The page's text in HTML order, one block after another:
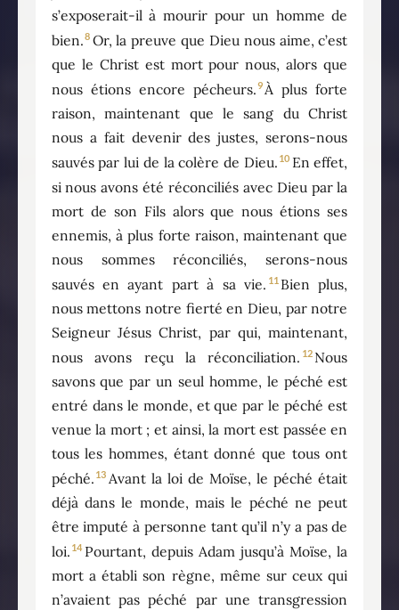
s’exposerait-il à mourir pour un homme de
bien.8 Or, la preuve que Dieu nous aime, c’est
que le Christ est mort pour nous, alors que
nous étions encore pécheurs.9À plus forte
raison, maintenant que le sang du Christ
nous a fait devenir des justes, serons-nous
sauvés par lui de la colère de Dieu. 10 En effet,
si nous avons été réconciliés avec Dieu par la
mort de son Fils alors que nous étions ses
ennemis, à plus forte raison, maintenant que
nous sommes réconciliés, serons-nous
sauvés en ayant part à sa vie. 11 Bien plus,
nous mettons notre fierté en Dieu, par notre
Seigneur Jésus Christ, par qui, maintenant,
nous avons reçu la réconciliation. 12 Nous
savons que par un seul homme, le péché est
entré dans le monde, et que par le péché est
venue la mort ; et ainsi, la mort est passée en
tous les hommes, étant donné que tous ont
péché. 13 Avant la loi de Moïse, le péché était
déjà dans le monde, mais le péché ne peut
être imputé à personne tant qu’il n’y a pas de
loi. 14 Pourtant, depuis Adam jusqu’à Moïse, la
mort a établi son règne, même sur ceux qui
n’avaient pas péché par une transgression